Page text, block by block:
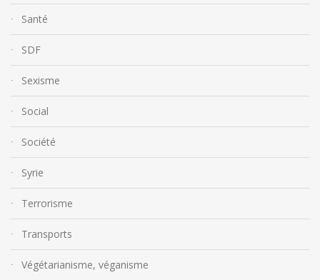
Santé
SDF
Sexisme
Social
Société
Syrie
Terrorisme
Transports
Végétarianisme, véganisme